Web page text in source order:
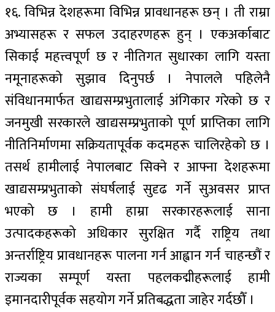
१६. विभिन्न देशहरूमा विभिन्न प्रावधानहरू छन् । ती राम्रा
अभ्यासहरू र सफल उदाहरणहरू हुन् । एकअर्काबाट
सिकाई महत्त्वपूर्ण छ र नीतिगत सुधारका लागि यस्ता
नमूनाहरूको सुझाव दिनुपर्छ । नेपालले पहिलेनै
संविधानमार्फत खाद्यसम्प्रभुतालाई अंगिकार गरेको छ र
जनमुखी सरकारले खाद्यसम्प्रभुताको पूर्ण प्राप्तिका लागि
नीतिनिर्माणमा सक्रियतापूर्वक कदमहरू चालिरहेको छ ।
तसर्थ हामीलाई नेपालबाट सिक्ने र आफ्ना देशहरूमा
खाद्यसम्प्रभुताको संघर्षलाई सुदृढ गर्ने सुअवसर प्राप्त
भएको छ । हामी हाम्रा सरकारहरूलाई साना
उत्पादकहरूको अधिकार सुरक्षित गर्दै राष्ट्रिय तथा
अन्तर्राष्ट्रिय प्रावधानहरू पालना गर्न आह्वान गर्न चाहन्छौं र
राज्यका सम्पूर्ण यस्ता पहलकद्मीहरूलाई हामी
इमानदारीपूर्वक सहयोग गर्ने प्रतिबद्धता जाहेर गर्दछौँ ।